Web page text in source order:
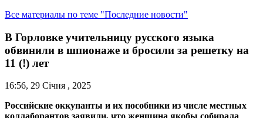
Все материалы по теме "Последние новости"
В Горловке учительницу русского языка
обвинили в шпионаже и бросили за решетку на
11 (!) лет
16:56, 29 Січня , 2025
Российские оккупанты и их пособники из числе местных